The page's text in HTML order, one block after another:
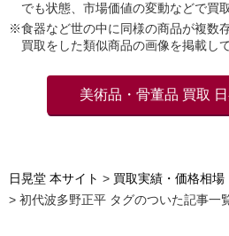
でも状態、市場価値の変動などで買
※食器など世の中に同様の商品が複数
買取をした類似商品の画像を掲載し
美術品・骨董品 買取
日晃堂 本サイト
買取実績・価格相場
初代波多野正平 タグのついた記事一